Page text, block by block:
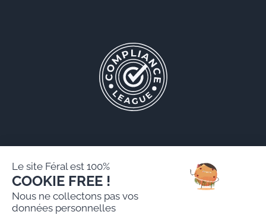
Mentions légales
Le site Féral est 100%
COOKIE FREE !
Nous ne collectons pas vos
données personnelles